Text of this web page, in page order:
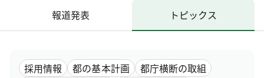
報道発表 トピックス
採用情報 都の基本計画
都庁横断の取組